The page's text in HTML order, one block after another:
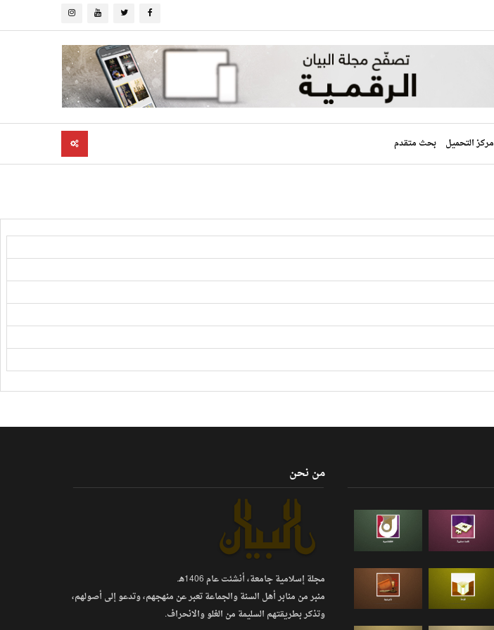
مركز التحميل بحث متقدم
من نحن
مجلة إسلامية جامعة، أنشئت عام 1406هـ.
منبر من منابر أهل السنة والجماعة تعبر عن منهجهم، وتدعو إلى أصولهم،
وتذكر بطريقتهم السليمة من الغلو والانحراف.